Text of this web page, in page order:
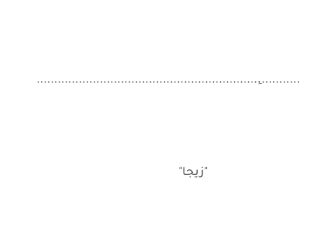
............ِ...............................................................
"زيجا"